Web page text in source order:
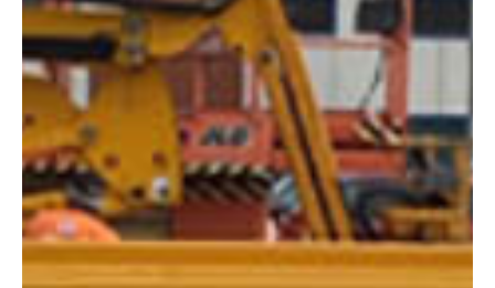
DESCRIPCIÓN
Las Tijeras Eléctricas están diseñadas para trabajar en interior, alcanzan
una altura desde los 5m a los 26,5m. Se caracterizan por llevas ruedas
anti-huellas y plataforma extensible, lo que permite ampliar la zona de
trabajo.
DIMENSIONES
Altura: 12 metros